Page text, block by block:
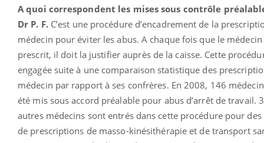
A quoi correspondent les mises sous contrôle
Dr P. F.C’est une procédure d’encadrement de la
médecin pour éviter les abus. A chaque fois que le médecin
prescrit, il doit la justifier auprès de la caisse. Cette
engagée suite à une comparaison statistique des
médecin par rapport à ses confrères. En 2008, 146
été mis sous accord préalable pour abus d’arrêt de travail.
autres médecins sont entrés dans cette procédure pour des
de prescriptions de masso-kinésithérapie et de transport